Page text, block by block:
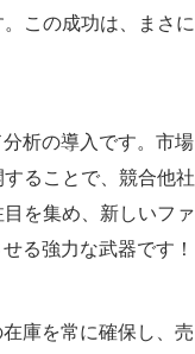
この成功は、まさに
析の導入です。市場
ることで、競合他社
を集め、新しいファ
る強力な武器です！
庫を常に確保し、売